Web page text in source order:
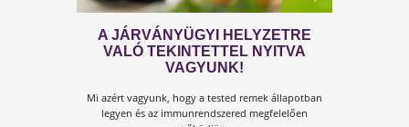
Ezért történik most mindez! Veled is ez fog történni?
Táplálkozási beavatkozás vírusjárvány idején!